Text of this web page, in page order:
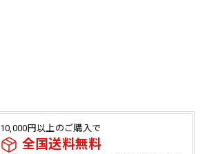
10,000円以上のご購入で
全国送料無料